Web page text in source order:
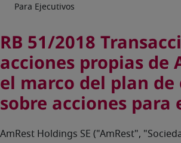
de
a
la
navegación
Para Ejecutivos
RB 51/2018
acciones propias de
el marco del plan de
sobre acciones para
AmRest Holdings SE ("AmRest",